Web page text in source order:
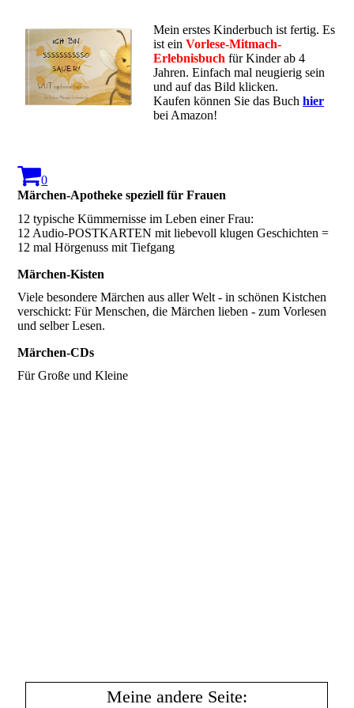
Mein erstes Kinderbuch ist fertig. Es
ist ein Vorlese-Mitmach-
Erlebnisbuch für Kinder ab 4
Jahren. Einfach mal neugierig sein
und auf das Bild klicken.
Kaufen können Sie das Buchhier
bei Amazon!
0
Märchen-Apotheke speziell für Frauen
12 typische Kümmernisse im Leben einer Frau:
12 Audio-POSTKARTEN mit liebevoll klugen Geschichten =
12 mal Hörgenuss mit Tiefgang
Märchen-Kisten
Viele besondere Märchen aus aller Welt - in schönen Kistchen
verschickt: Für Menschen, die Märchen lieben - zum Vorlesen
und selber Lesen.
Märchen-CDs
Für Große und Kleine
Meine andere Seite: